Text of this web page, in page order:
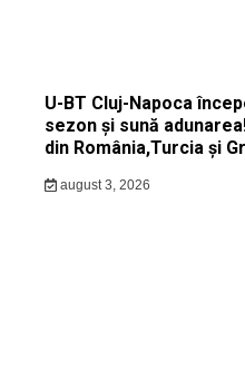
U-BT Cluj-Napoca
sezon și sună
din România,Turcia și
august 3, 2026